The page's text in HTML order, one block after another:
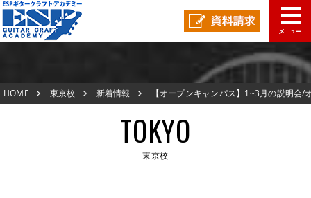
新着情報
ESPオープンキャンパス
HOME 東京校 新着情報
【オープンキャンパス】1~3月の説明会/
TOKYO
東京校